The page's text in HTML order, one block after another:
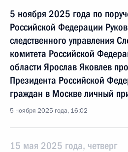
5 ноября 2025 года по
Российской Федерации
следственного управления
комитета Российской
области Ярослав Яковлев
Президента Российской
граждан в Москве личный
5 ноября 2025 года, 16:02
15 мая 2025 года, четверг